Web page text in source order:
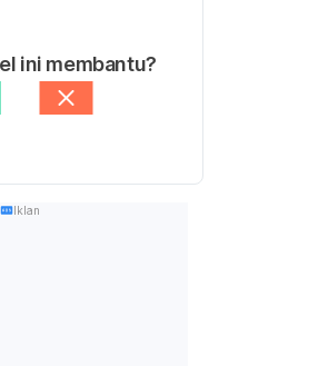
ini membantu?
Iklan